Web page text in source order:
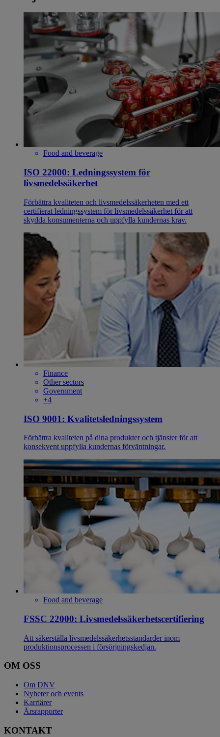
Food and beverage
ISO 22000: Ledningssystem för
livsmedelssäkerhet
Förbättra kvaliteten och livsmedelssäkerheten med ett
certifierat ledningssystem för livsmedelssäkerhet för att
skydda konsumenterna och uppfylla kundernas krav.
Finance
Other sectors
Government
+4
ISO 9001: Kvalitetsledningssystem
Förbättra kvaliteten på dina produkter och tjänster för att
konsekvent uppfylla kundernas förväntningar.
Food and beverage
FSSC 22000: Livsmedelssäkerhetscertifiering
Att säkerställa livsmedelssäkerhetsstandarder inom
produktionsprocessen i försörjningskedjan.
OM OSS
Om DNV
Nyheter och events
Karriärer
Årsrapporter
KONTAKT